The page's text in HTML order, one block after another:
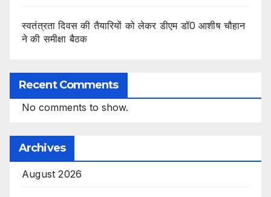
स्वतंत्रता दिवस की तैयारियों को लेकर डीएम डॉ0 आशीष चौहान
ने की समीक्षा बैठक
Recent Comments
No comments to show.
Archives
August 2026